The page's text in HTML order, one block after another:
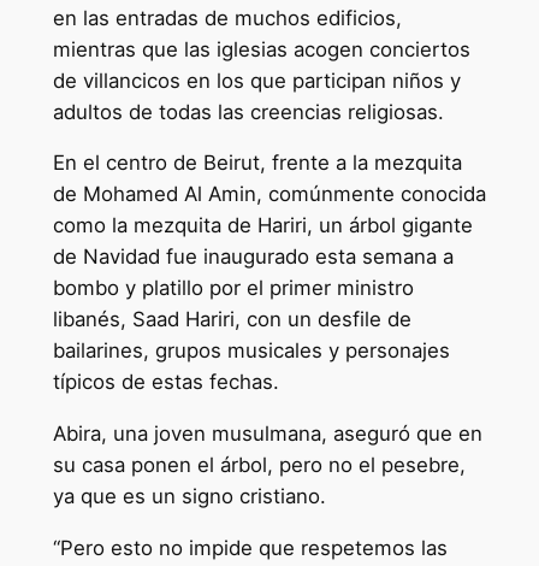
en las entradas de muchos edificios,
mientras que las iglesias acogen conciertos
de villancicos en los que participan niños y
adultos de todas las creencias religiosas.
En el centro de Beirut, frente a la mezquita
de Mohamed Al Amin, comúnmente conocida
como la mezquita de Hariri, un árbol gigante
de Navidad fue inaugurado esta semana a
bombo y platillo por el primer ministro
libanés, Saad Hariri, con un desfile de
bailarines, grupos musicales y personajes
típicos de estas fechas.
Abira, una joven musulmana, aseguró que en
su casa ponen el árbol, pero no el pesebre,
ya que es un signo cristiano.
“Pero esto no impide que respetemos las